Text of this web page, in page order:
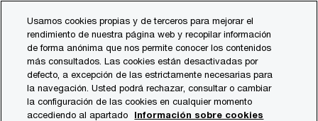
content
footer
Transacciones
Financial Decisions and Analysis
(FDnA)
Usamos cookies propias y de terceros para mejorar el
rendimiento de nuestra página web y recopilar información
de forma anónima que nos permite conocer los contenidos
más consultados. Las cookies están desactivadas por
defecto, a excepción de las estrictamente necesarias para
la navegación. Usted podrá rechazar, consultar o cambiar
la configuración de las cookies en cualquier momento
accediendo al apartado
Información sobre cookies